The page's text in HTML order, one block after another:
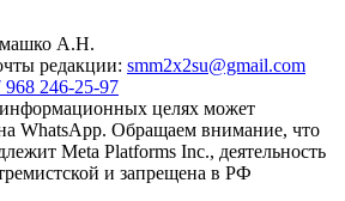
А.Н.
редакции: smm2x2su@gmail.com
968 246-25-97
целях может
на WhatsApp. Обращаем внимание, что
Meta Platforms Inc., деятельность
и запрещена в РФ